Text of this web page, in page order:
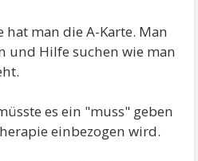
man die A-Karte. Man
und Hilfe suchen wie man
es ein "muss" geben
einbezogen wird.